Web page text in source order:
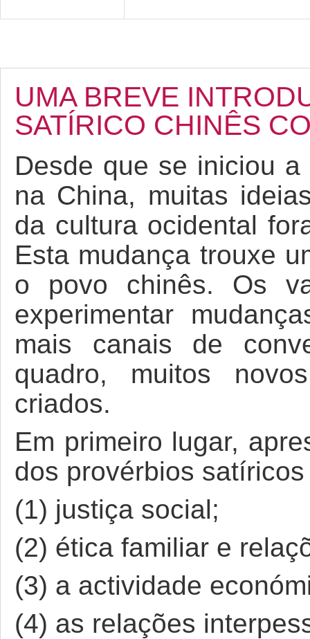
UMA BREVE
SATÍRICO CHINÊS
Desde que se iniciou
na China, muitas
da cultura ocidental
Esta mudança trouxe
o povo chinês. Os
experimentar
mais canais de
quadro, muitos
criados.
Em primeiro lugar,
dos provérbios
(1) justiça social;
(2) ética familiar e
(3) a actividade
(4) as relações